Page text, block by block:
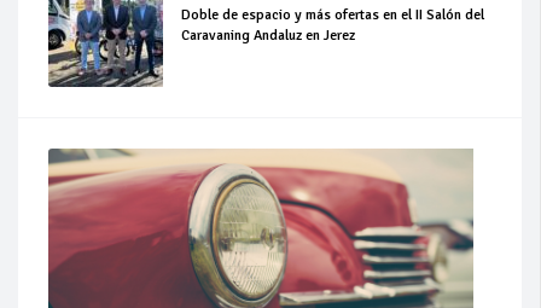
Doble de espacio y más ofertas en el II Salón del
Caravaning Andaluz en Jerez